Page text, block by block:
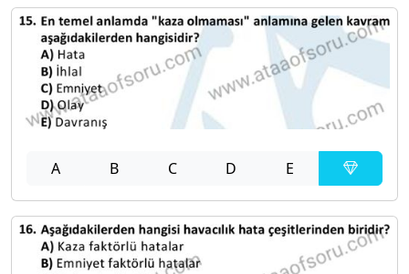
A B C D E